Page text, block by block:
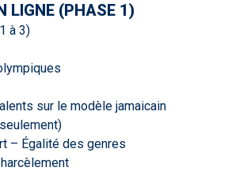
LIGNE (PHASE 1)
à 3)
sur le modèle jamaicain
– Égalité des genres